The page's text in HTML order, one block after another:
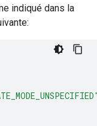
indiqué dans la